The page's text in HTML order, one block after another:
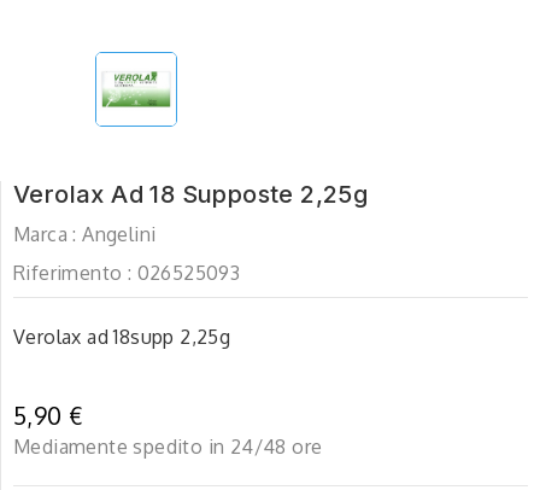
Verolax Ad 18 Supposte 2,25g
Marca : Angelini
Riferimento : 026525093
Verolax ad 18supp 2,25g
5,90 €
Mediamente spedito in 24/48 ore